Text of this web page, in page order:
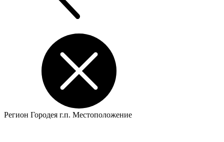
Регион Городея г.п. Местоположение